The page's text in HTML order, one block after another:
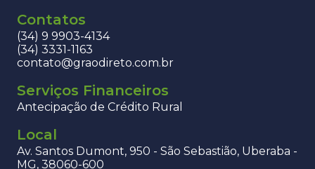
Contatos
(34) 9 9903-4134
(34) 3331-1163
contato@graodireto.com.br
Serviços Financeiros
Antecipação de Crédito Rural
Local
Av. Santos Dumont, 950 - São Sebastião, Uberaba -
MG, 38060-600